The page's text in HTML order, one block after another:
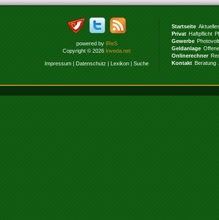
powered by IReS
Copyright © 2026 Inveda.net
Impressum | Datenschutz | Lexikon | Suche
Startseite
Privat Haftpflicht
Gewerbe
Geldanlage
Onlinerechner
Kontakt Beratung